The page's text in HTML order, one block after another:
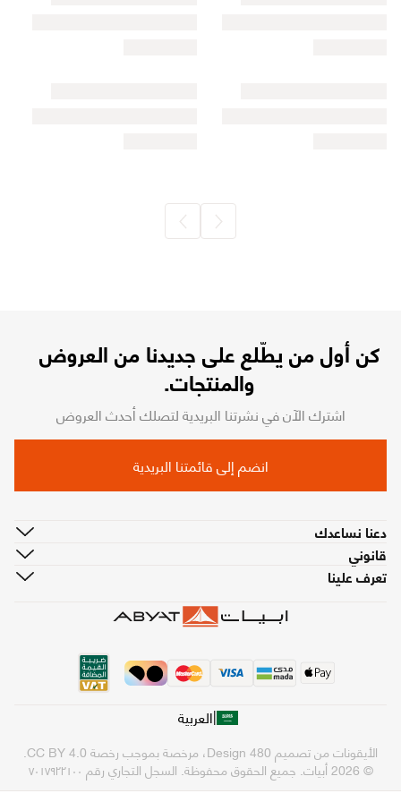
كن أول من يطّلع على جديدنا من العروض
والمنتجات.
اشترك الآن في نشرتنا البريدية لتصلك أحدث العروض
انضم إلى قائمتنا البريدية
دعنا نساعدك
قانوني
تعرف علينا
|العربية
© 2026 أبيات. جميع الحقوق محفوظة. السجل التجاري رقم ٧٠١٧٩٢٢١٠٠
الأيقونات من تصميم ، مرخصة بموجب رخصة .